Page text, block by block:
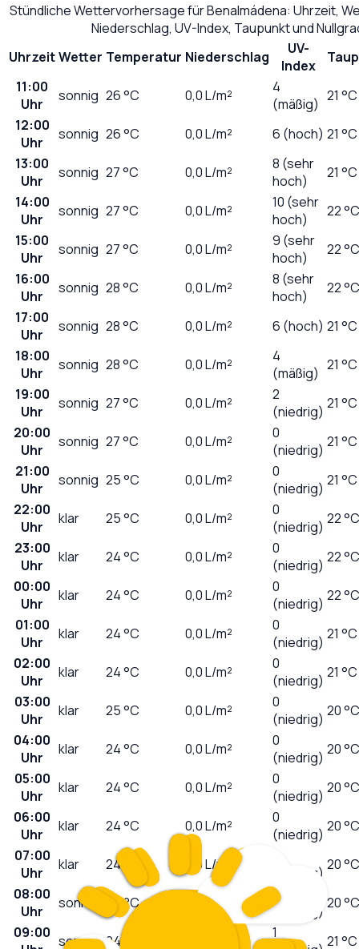
Stündliche Wettervorhersage fürBenalmádena: Uhrzeit,
Niederschlag, UV-Index, Taupunkt und
UhrzeitWetter Temperatur Niederschlag
UV-
Index
11:00
Uhr
sonnig 26°C 0,0L/m²
4
(mäßig) 21 °C
12:00
Uhr
sonnig 26°C 0,0L/m² 6 (hoch) 21 °C
13:00
Uhr
sonnig 27°C 0,0L/m²
8 (sehr
hoch)
21 °C
14:00
Uhr
sonnig 27°C 0,0L/m²
10 (sehr
hoch)
22 °C
15:00
Uhr
sonnig 27°C 0,0L/m²
9 (sehr
hoch)
22 °C
16:00
Uhr
sonnig 28°C 0,0L/m²
8 (sehr
hoch)
22 °C
17:00
Uhr
sonnig 28°C 0,0L/m² 6 (hoch) 21 °C
18:00
Uhr
sonnig 28°C 0,0L/m²
4
(mäßig) 21 °C
19:00
Uhr
sonnig 27°C 0,0L/m²
2
(niedrig) 21 °C
20:00
Uhr
sonnig 27°C 0,0L/m²
0
(niedrig) 21 °C
21:00
Uhr
sonnig 25°C 0,0L/m²
0
(niedrig) 21 °C
22:00
Uhr
klar 25°C 0,0L/m²
0
(niedrig) 22 °C
23:00
Uhr
klar 24°C 0,0L/m²
0
(niedrig) 22 °C
00:00
Uhr
klar 24°C 0,0L/m²
0
(niedrig) 22 °C
01:00
Uhr
klar 24°C 0,0L/m²
0
(niedrig) 21 °C
02:00
Uhr
klar 24°C 0,0L/m²
0
(niedrig) 21 °C
03:00
Uhr
klar 25°C 0,0L/m²
0
(niedrig) 20 °C
04:00
Uhr
klar 24°C 0,0L/m²
0
(niedrig) 20 °C
05:00
Uhr
klar 24°C 0,0L/m²
0
(niedrig) 20 °C
06:00
Uhr
klar 24°C 0,0L/m²
0
(niedrig) 20 °C
07:00
Uhr
klar 24 0,0L/m²
(niedrig) 20 °C
08:00
Uhr
sonnig 24°C L/m²
0
(niedrig) 20 °C
09:00 sonnig 24°C
1
21 °C